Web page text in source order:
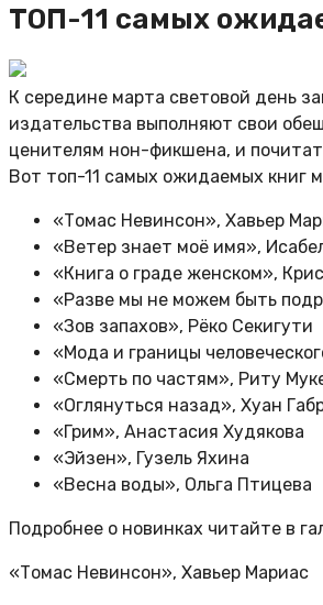
ТОП-11 самых
К середине марта световой день
издательства выполняют свои
ценителям нон-фикшена, и
Вот топ-11 самых ожидаемых книг
«Томас Невинсон», Хавьер
«Ветер знает моё имя»,
«Книга о граде женском»,
«Разве мы не можем быть
«Зов запахов», Рёко Секигути
«Мода и границы
«Смерть по частям», Риту
«Оглянуться назад», Хуан
«Грим», Анастасия Худякова
«Эйзен», Гузель Яхина
«Весна воды», Ольга Птицева
Подробнее о новинках читайте в
«Томас Невинсон», Хавьер Мариас